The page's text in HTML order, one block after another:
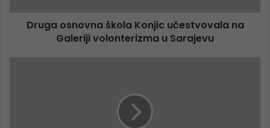
Druga osnovna škola Konjic učestvovala na
Galeriji volonterizma u Sarajevu